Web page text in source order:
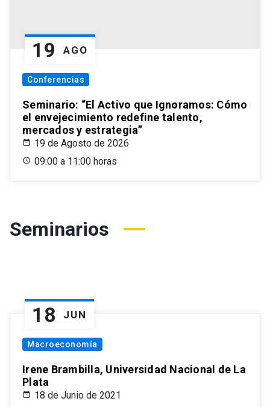
19 AGO
Conferencias
Seminario: “El Activo que Ignoramos: Cómo
el envejecimiento redefine talento,
mercados y estrategia”
19 de Agosto de 2026
09:00 a 11:00 horas
Seminarios
18 JUN
Macroeconomía
Irene Brambilla, Universidad Nacional de La
Plata
18 de Junio de 2021